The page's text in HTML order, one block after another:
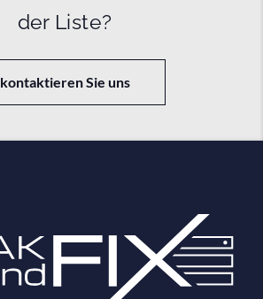
der Liste?
kontaktieren Sie uns